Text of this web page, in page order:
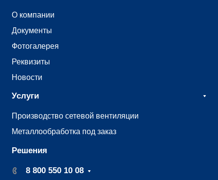
О компании
Документы
Фотогалерея
Реквизиты
Новости
Услуги
Производство сетевой вентиляции
Металлообработка под заказ
Решения
8 800 550 10 08